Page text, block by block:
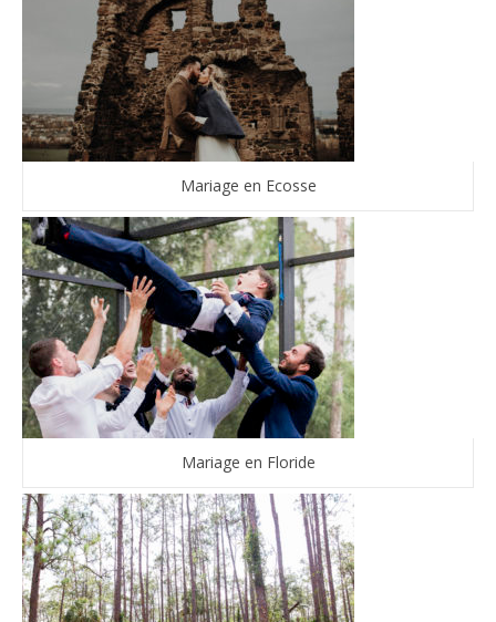
Mariage en Ecosse
Mariage en Floride